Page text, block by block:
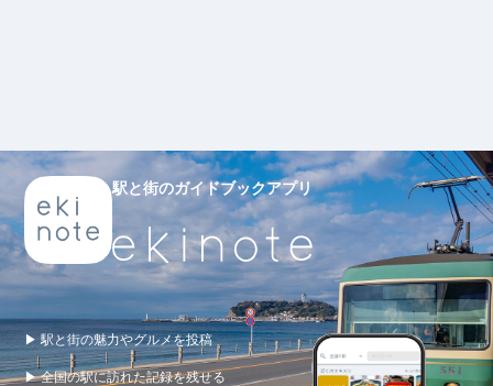
駅と街のガイドブックアプリ
▶ 駅と街の魅力やグルメを投稿
▶ 全国の駅に訪れた記録を残せる